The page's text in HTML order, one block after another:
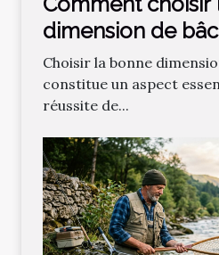
dimension de
projet ?
Choisir la bonne
constitue un aspect
réussite de...